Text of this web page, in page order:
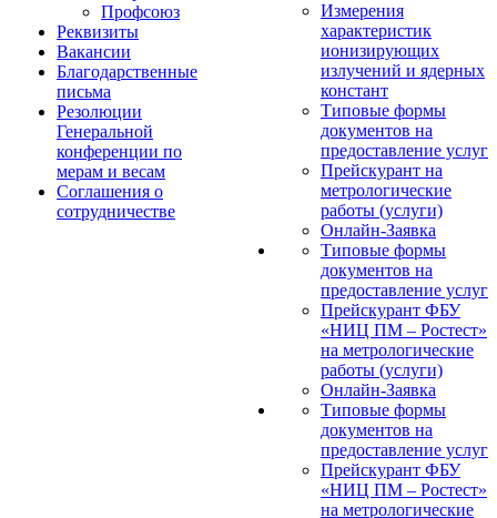
Профсоюз
Реквизиты
Вакансии
Благодарственные
письма
Резолюции
Генеральной
конференции по
мерам и весам
Соглашения о
сотрудничестве
Измерения
характеристик
ионизирующих
излучений и ядерных
констант
Типовые формы
документов на
предоставление услуг
Прейскурант на
метрологические
работы (услуги)
Онлайн-Заявка
Типовые формы
документов на
предоставление услуг
Прейскурант ФБУ
«НИЦ ПМ – Ростест»
на метрологические
работы (услуги)
Онлайн-Заявка
Типовые формы
документов на
предоставление услуг
Прейскурант ФБУ
«НИЦ ПМ – Ростест»
на метрологические